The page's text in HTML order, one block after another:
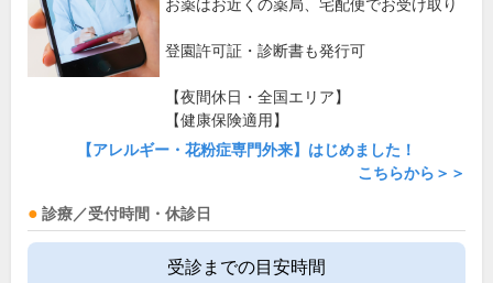
お薬はお近くの薬局、宅配便でお受け取り
登園許可証・診断書も発行可
【夜間休日・全国エリア】
【健康保険適用】
【アレルギー・花粉症専門外来】はじめました！
こちらから＞＞
診療／受付時間・休診日
受診までの目安時間